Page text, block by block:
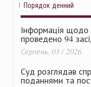
Порядок денний
Інформація
проведено 94
Серпень, 03 / 2026
Суд розглядав
поданнями та